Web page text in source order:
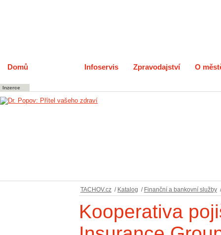
Domů Infoservis Zpravodajství O
Inzerce
TACHOV.cz / Katalog / Finanční a bankovní služby /
Kooperativa